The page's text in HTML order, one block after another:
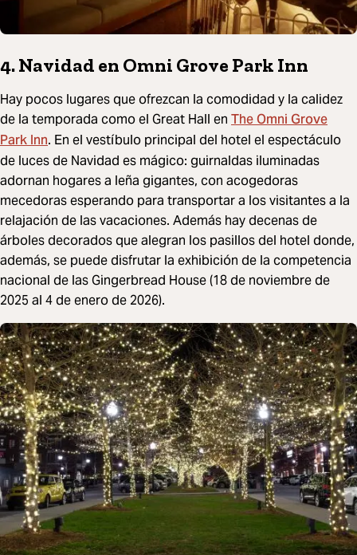
4. Navidad en Omni Grove Park Inn
Hay pocos lugares que ofrezcan la comodidad y la calidez
de la temporada como el Great Hall en The Omni Grove
Park Inn. En el vestíbulo principal del hotel el espectáculo
de luces de Navidad es mágico: guirnaldas iluminadas
adornan hogares a leña gigantes, con acogedoras
mecedoras esperando para transportar a los visitantes a la
relajación de las vacaciones. Además hay decenas de
árboles decorados que alegran los pasillos del hotel donde,
además, se puede disfrutar la exhibición de la competencia
nacional de las Gingerbread House (18 de noviembre de
2025 al 4 de enero de 2026).